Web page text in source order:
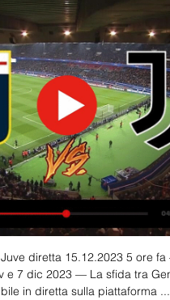
diretta 15.12.2023 5 ore
e 7 dic 2023 — La sfida tra
in diretta sulla piattaforma ...